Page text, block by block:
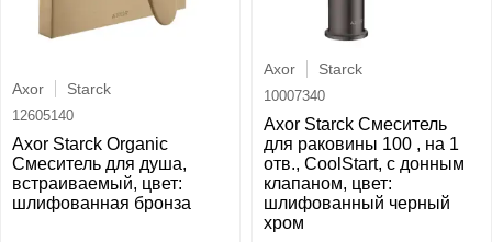
Axor Starck
12605140
Axor Starck Organic
Смеситель для душа,
встраиваемый, цвет:
шлифованная бронза
Axor Starck
10007340
Axor Starck Смеситель
для раковины 100 , на 1
отв., CoolStart, с донным
клапаном, цвет:
шлифованный черный
хром